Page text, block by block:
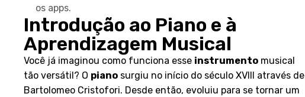
os apps.
Introdução ao Piano e à
Aprendizagem Musical
Você já imaginou como funciona esse instrumento musical
tão versátil? O piano surgiu no início do século XVIII através de
Bartolomeo Cristofori. Desde então, evoluiu para se tornar um